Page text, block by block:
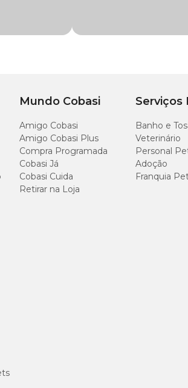
Mundo Cobasi
Amigo Cobasi
Amigo Cobasi Plus
Compra Programada
Cobasi Já
Cobasi Cuida
Retirar na Loja
Serviços
Banho e
Veterinário
Personal
Adoção
Franquia